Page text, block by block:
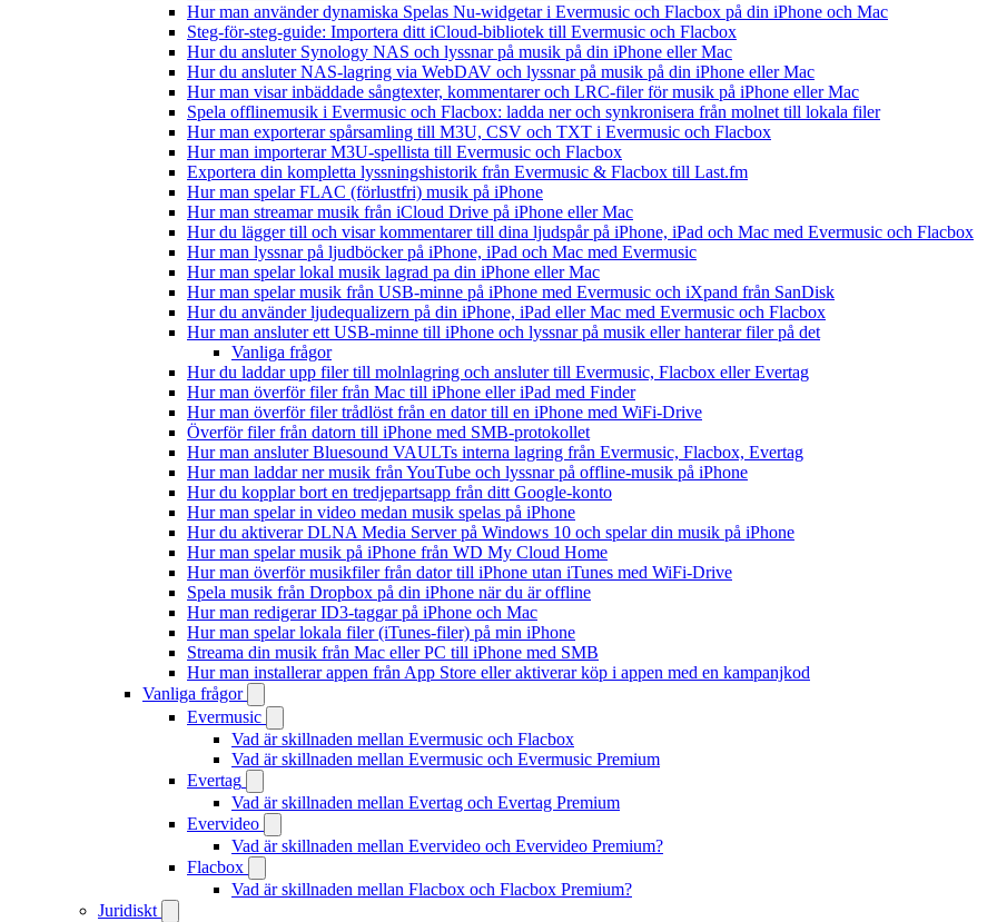
Hur man använder dynamiska Spelas Nu-widgetar i Evermusic och Flacbox på din iPhone och Mac
Steg-för-steg-guide: Importera ditt iCloud-bibliotek till Evermusic och Flacbox
Hur du ansluter Synology NAS och lyssnar på musik på din iPhone eller Mac
Hur du ansluter NAS-lagring via WebDAV och lyssnar på musik på din iPhone eller Mac
Hur man visar inbäddade sångtexter, kommentarer och LRC-filer för musik på iPhone eller Mac
Spela offlinemusik i Evermusic och Flacbox: ladda ner och synkronisera från molnet till lokala filer
Hur man exporterar spårsamling till M3U, CSV och TXT i Evermusic och Flacbox
Hur man importerar M3U-spellista till Evermusic och Flacbox
Exportera din kompletta lyssningshistorik från Evermusic & Flacbox till Last.fm
Hur man spelar FLAC (förlustfri) musik på iPhone
Hur man streamar musik från iCloud Drive på iPhone eller Mac
Hur du lägger till och visar kommentarer till dina ljudspår på iPhone, iPad och Mac med Evermusic och Flacbox
Hur man lyssnar på ljudböcker på iPhone, iPad och Mac med Evermusic
Hur man spelar lokal musik lagrad pa din iPhone eller Mac
Hur man spelar musik från USB-minne på iPhone med Evermusic och iXpand från SanDisk
Hur du använder ljudequalizern på din iPhone, iPad eller Mac med Evermusic och Flacbox
Hur man ansluter ett USB-minne till iPhone och lyssnar på musik eller hanterar filer på det
Vanliga frågor
Hur du laddar upp filer till molnlagring och ansluter till Evermusic, Flacbox eller Evertag
Hur man överför filer från Mac till iPhone eller iPad med Finder
Hur man överför filer trådlöst från en dator till en iPhone med WiFi-Drive
Överför filer från datorn till iPhone med SMB-protokollet
Hur man ansluter Bluesound VAULTs interna lagring från Evermusic, Flacbox, Evertag
Hur man laddar ner musik från YouTube och lyssnar på offline-musik på iPhone
Hur du kopplar bort en tredjepartsapp från ditt Google-konto
Hur man spelar in video medan musik spelas på iPhone
Hur du aktiverar DLNA Media Server på Windows 10 och spelar din musik på iPhone
Hur man spelar musik på iPhone från WD My Cloud Home
Hur man överför musikfiler från dator till iPhone utan iTunes med WiFi-Drive
Spela musik från Dropbox på din iPhone när du är offline
Hur man redigerar ID3-taggar på iPhone och Mac
Hur man spelar lokala filer (iTunes-filer) på min iPhone
Streama din musik från Mac eller PC till iPhone med SMB
Hur man installerar appen från App Store eller aktiverar köp i appen med en kampanjkod
Vanliga frågor
Evermusic
Vad är skillnaden mellan Evermusic och Flacbox
Vad är skillnaden mellan Evermusic och Evermusic Premium
Evertag
Vad är skillnaden mellan Evertag och Evertag Premium
Evervideo
Vad är skillnaden mellan Evervideo och Evervideo Premium?
Flacbox
Vad är skillnaden mellan Flacbox och Flacbox Premium?
Juridiskt